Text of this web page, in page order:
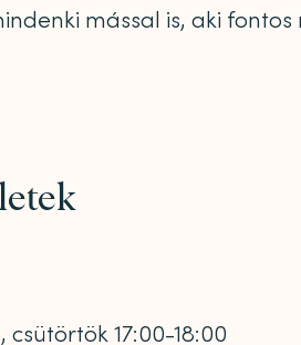
mással is, aki fontos
csütörtök 17:00-18:00